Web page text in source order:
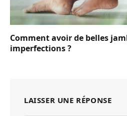
Comment avoir de belles
imperfections ?
LAISSER UNE RÉPONSE